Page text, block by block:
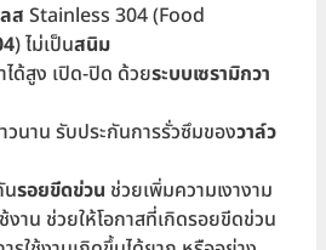
ส Stainless 304 (Food
) ไม่เป็นสนิม
ด้สูง เปิด-ปิด ด้วยระบบเซรามิกวา
วนาน รับประกันการรั่วซึมของวาล์ว
นรอยขีดข่วน ช่วยเพิ่มความเงางาม
งาน ช่วยให้โอกาสที่เกิดรอยขีดข่วน